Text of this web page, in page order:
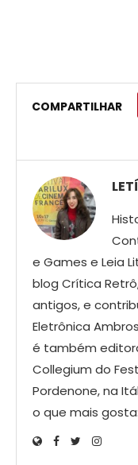
COMPARTILHAR
e Games e Leia
blog Crítica
antigos, e
Eletrônica
é também
Collegium do
Pordenone, na
o que mais